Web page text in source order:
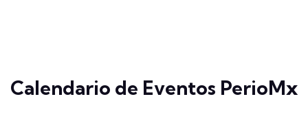
Calendario de Eventos PerioMx